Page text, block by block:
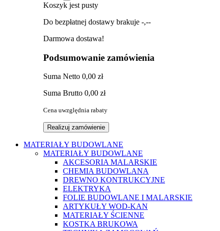
Koszyk jest pusty
Do bezpłatnej dostawy brakuje -,--
Darmowa dostawa!
Podsumowanie zamówienia
Suma Netto 0,00 zł
Suma Brutto 0,00 zł
Cena uwzględnia rabaty
Realizuj zamówienie
MATERIAŁY BUDOWLANE
MATERIAŁY BUDOWLANE
AKCESORIA MALARSKIE
CHEMIA BUDOWLANA
DREWNO KONTRUKCYJNE
ELEKTRYKA
FOLIE BUDOWLANE I MALARSKIE
ARTYKUŁY WOD-KAN
MATERIAŁY ŚCIENNE
KOSTKA BRUKOWA